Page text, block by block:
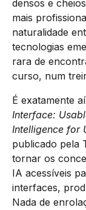
densos e
mais
naturalidade
tecnologias
rara de
curso, num
É exatamente
Interface:
Intelligence for
publicado pela
tornar os
IA acessíveis
interfaces,
Nada de